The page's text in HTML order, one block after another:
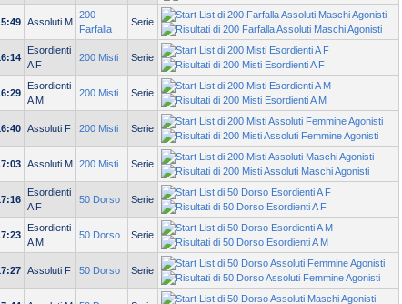
Assoluti M
200
Farfalla
Serie
Esordienti
A F
200 Misti Serie
Esordienti
A M
200 Misti Serie
Assoluti F 200 Misti Serie
Assoluti M 200 Misti Serie
Esordienti
A F
50 Dorso Serie
Esordienti
A M
50 Dorso Serie
Assoluti F 50 Dorso Serie